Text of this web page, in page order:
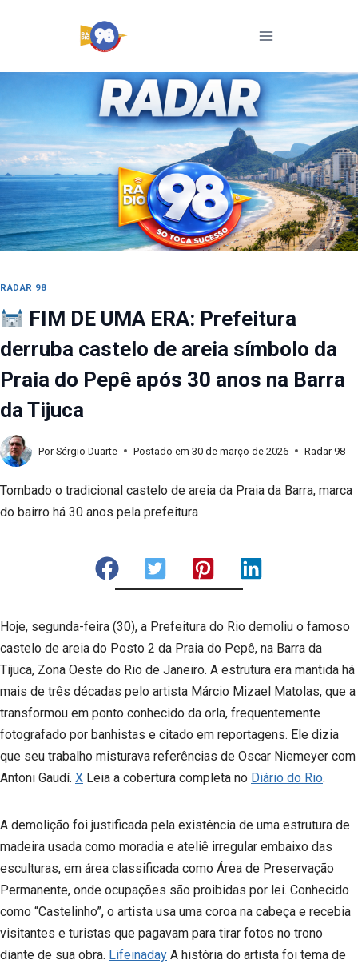
Conteúdo
RADAR 98
FIM DE UMA ERA: Prefeitura
derruba castelo de areia símbolo da
Praia do Pepê após 30 anos na Barra
da Tijuca
Por Sérgio Duarte Postado em 30 de março de 2026 Radar 98
Tombado o tradicional castelo de areia da Praia da Barra, marca
do bairro há 30 anos pela prefeitura
Hoje, segunda-feira (30), a Prefeitura do Rio demoliu o famoso
castelo de areia do Posto 2 da Praia do Pepê, na Barra da
Tijuca, Zona Oeste do Rio de Janeiro. A estrutura era mantida há
mais de três décadas pelo artista Márcio Mizael Matolas, que a
transformou em ponto conhecido da orla, frequentemente
fotografado por banhistas e citado em reportagens. Ele dizia
que seu trabalho misturava referências de Oscar Niemeyer com
Antoni Gaudí. X Leia a cobertura completa no Diário do Rio.
A demolição foi justificada pela existência de uma estrutura de
madeira usada como moradia e ateliê irregular embaixo das
esculturas, em área classificada como Área de Preservação
Permanente, onde ocupações são proibidas por lei. Conhecido
como “Castelinho”, o artista usa uma coroa na cabeça e recebia
visitantes e turistas que pagavam para tirar fotos no trono
diante de sua obra. Lifeinaday A história do artista foi tema de